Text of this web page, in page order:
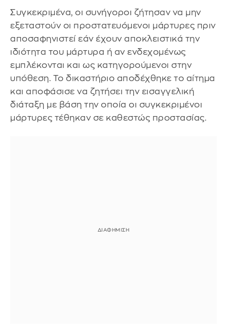
Συγκεκριμένα, οι συνήγοροι ζήτησαν να μην
εξεταστούν οι προστατευόμενοι μάρτυρες πριν
αποσαφηνιστεί εάν έχουν αποκλειστικά την
ιδιότητα του μάρτυρα ή αν ενδεχομένως
εμπλέκονται και ως κατηγορούμενοι στην
υπόθεση. Το δικαστήριο αποδέχθηκε το αίτημα
και αποφάσισε να ζητήσει την εισαγγελική
διάταξη με βάση την οποία οι συγκεκριμένοι
μάρτυρες τέθηκαν σε καθεστώς προστασίας.